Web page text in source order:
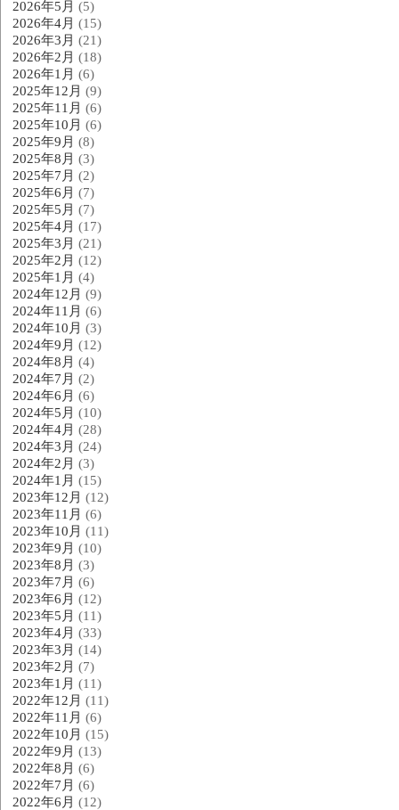
2026年5月 (5)
2026年4月 (15)
2026年3月 (21)
2026年2月 (18)
2026年1月 (6)
2025年12月 (9)
2025年11月 (6)
2025年10月 (6)
2025年9月 (8)
2025年8月 (3)
2025年7月 (2)
2025年6月 (7)
2025年5月 (7)
2025年4月 (17)
2025年3月 (21)
2025年2月 (12)
2025年1月 (4)
2024年12月 (9)
2024年11月 (6)
2024年10月 (3)
2024年9月 (12)
2024年8月 (4)
2024年7月 (2)
2024年6月 (6)
2024年5月 (10)
2024年4月 (28)
2024年3月 (24)
2024年2月 (3)
2024年1月 (15)
2023年12月 (12)
2023年11月 (6)
2023年10月 (11)
2023年9月 (10)
2023年8月 (3)
2023年7月 (6)
2023年6月 (12)
2023年5月 (11)
2023年4月 (33)
2023年3月 (14)
2023年2月 (7)
2023年1月 (11)
2022年12月 (11)
2022年11月 (6)
2022年10月 (15)
2022年9月 (13)
2022年8月 (6)
2022年7月 (6)
2022年6月 (12)